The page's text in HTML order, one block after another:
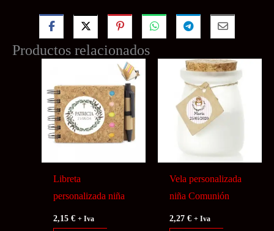
Productos relacionados
Libreta
personalizada niña
2,15€ + Iva
Vela personalizada
niña Comunión
2,27€ + Iva